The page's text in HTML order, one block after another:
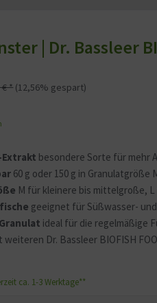
| Dr. Bassleer
Extrakt besondere Sorte für mehr
60 g oder 150 g in Granulatgröße
M für kleinere bis mittelgroße,
geeignet für Süßwasser-
ideal für die regelmäßige
weiteren Dr. Bassleer BIOFISH
€ * (12,56% gespart)
ca. 1-3 Werktage**